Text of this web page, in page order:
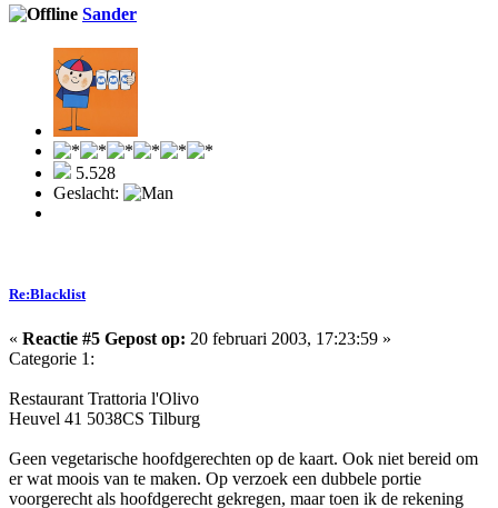
Sander
5.528
Geslacht:
Re:Blacklist
« Reactie #5 Gepost op: 20 februari 2003, 17:23:59 »
Categorie 1:
Restaurant Trattoria l'Olivo
Heuvel 41 5038CS Tilburg
Geen vegetarische hoofdgerechten op de kaart. Ook niet bereid om
er wat moois van te maken. Op verzoek een dubbele portie
voorgerecht als hoofdgerecht gekregen, maar toen ik de rekening